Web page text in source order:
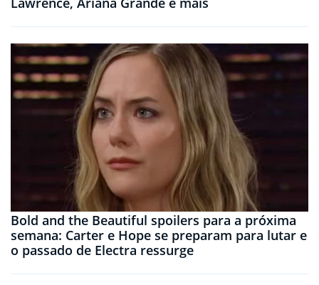
Bold and the Beautiful spoilers para a próxima
semana: Carter e Hope se preparam para lutar e
o passado de Electra ressurge